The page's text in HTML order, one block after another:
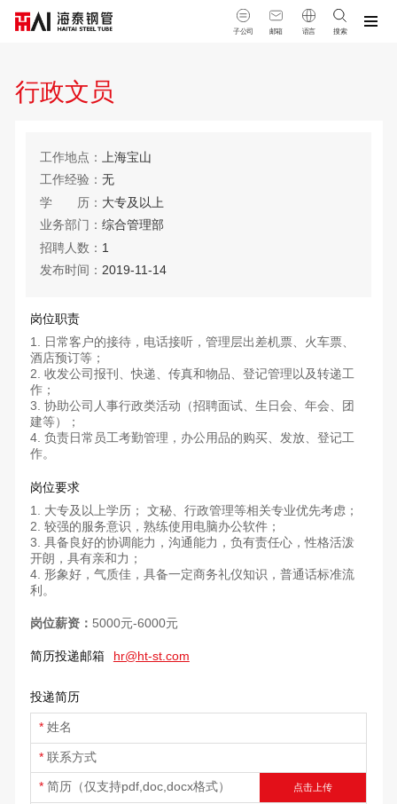
子公司 邮箱 语言 搜索
行政文员
工作地点
上海宝山
工作经验
无
学
历
大专及以上
业务部门
综合管理部
招聘人数
1
发布时间
2019-11-14
岗位职责
日常客户的接待，电话接听，管理层出差机票、火车票、
酒店预订等；
收发公司报刊、快递、传真和物品、登记管理以及转递工
作；
协助公司人事行政类活动（招聘面试、生日会、年会、团
建等）；
负责日常员工考勤管理，办公用品的购买、发放、登记工
作。
岗位要求
大专及以上学历；
文秘、行政管理等相关专业优先考虑；
较强的服务意识，熟练使用电脑办公软件；
具备良好的协调能力，沟通能力，负有责任心，性格活泼
开朗，具有亲和力；
形象好，气质佳，具备一定商务礼仪知识，普通话标准流
利。
岗位薪资： 5000元-6000元
简历投递邮箱 hr@ht-st.com
投递简历
姓名
联系方式
简历（仅支持pdf,doc,docx格式）